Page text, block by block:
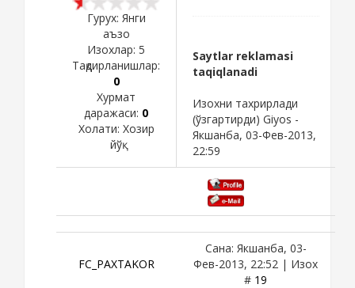
Гурух: Янги
аъзо
Изохлар: 5
Тақдирланишлар:
0
Хурмат
даражаси: 0
Холати: Хозир
йўқ
Saytlar reklamasi
taqiqlanadi
Изохни тахрирлади
(ўзгартирди) Giyos -
Якшанба, 03-Фев-2013,
22:59
FC_PAXTAKOR
Сана: Якшанба, 03-
Фев-2013, 22:52 | Изох
# 19